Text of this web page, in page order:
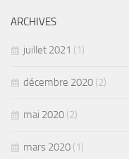
ARCHIVES
juillet 2021 (1)
décembre 2020 (2)
mai 2020 (2)
mars 2020 (1)